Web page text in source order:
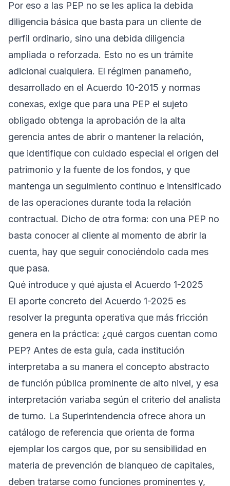
Por eso a las PEP no se les aplica la debida
diligencia básica que basta para un cliente de
perfil ordinario, sino una debida diligencia
ampliada o reforzada. Esto no es un trámite
adicional cualquiera. El régimen panameño,
desarrollado en el Acuerdo 10-2015 y normas
conexas, exige que para una PEP el sujeto
obligado obtenga la aprobación de la alta
gerencia antes de abrir o mantener la relación,
que identifique con cuidado especial el origen del
patrimonio y la fuente de los fondos, y que
mantenga un seguimiento continuo e intensificado
de las operaciones durante toda la relación
contractual. Dicho de otra forma: con una PEP no
basta conocer al cliente al momento de abrir la
cuenta, hay que seguir conociéndolo cada mes
que pasa.
Qué introduce y qué ajusta el Acuerdo 1-2025
El aporte concreto del Acuerdo 1-2025 es
resolver la pregunta operativa que más fricción
genera en la práctica: ¿qué cargos cuentan como
PEP? Antes de esta guía, cada institución
interpretaba a su manera el concepto abstracto
de función pública prominente de alto nivel, y esa
interpretación variaba según el criterio del analista
de turno. La Superintendencia ofrece ahora un
catálogo de referencia que orienta de forma
ejemplar los cargos que, por su sensibilidad en
materia de prevención de blanqueo de capitales,
deben tratarse como funciones prominentes y,